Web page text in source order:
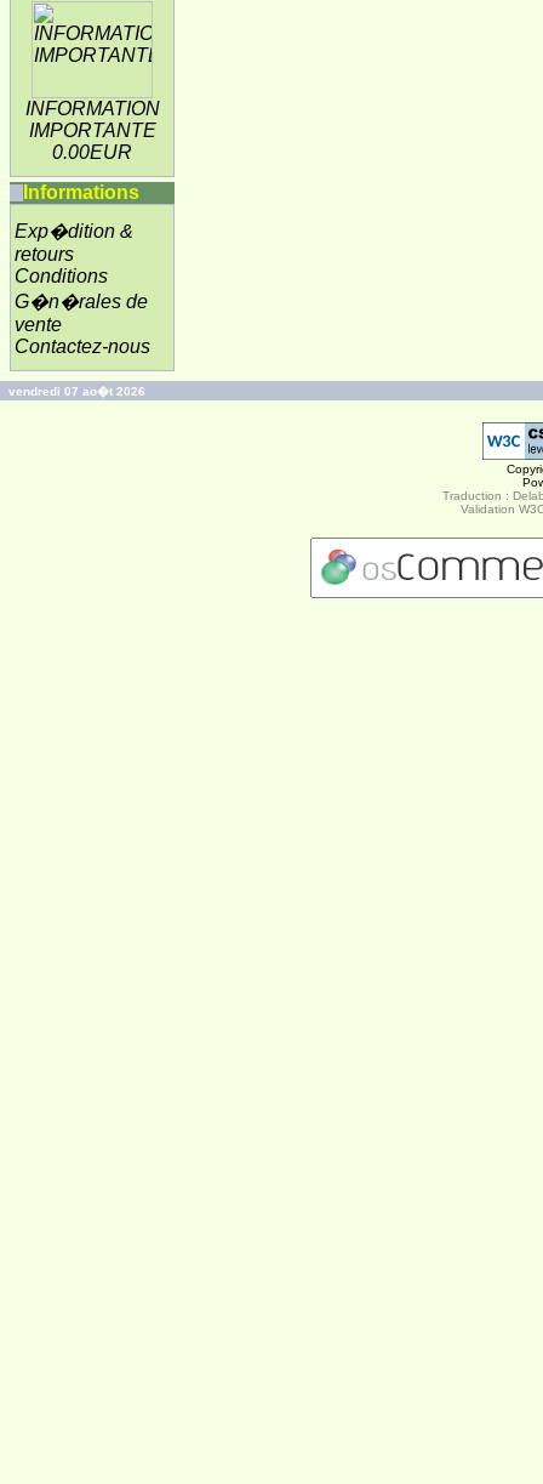
INFORMATION
IMPORTANTE
0.00EUR
Informations
Exp�dition &
retours
Conditions
G�n�rales de
vente
Contactez-nous
vendredi 07 ao�t 2026
Traduction :
Validation